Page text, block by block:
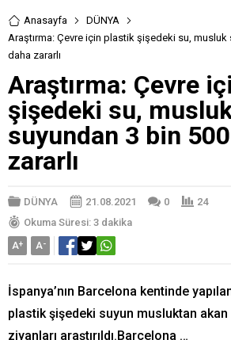
Anasayfa
DÜNYA
Araştırma: Çevre için plastik şişedeki su, musluk
daha zararlı
Araştırma: Çevre
şişedeki su,
suyundan 3 bin
zararlı
DÜNYA 21.08.2021 0
24
Okuma Süresi: 3 dakika
A+ A-
İspanya’nın Barcelona kentinde
plastik şişedeki suyun musluktan
ziyanları araştırıldı.Barcelona …